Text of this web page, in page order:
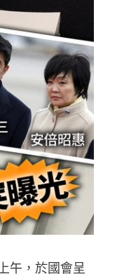
午，於國會呈